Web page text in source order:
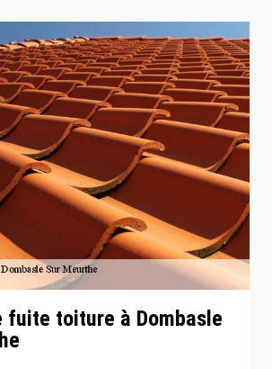
fuite toiture à Dombasle